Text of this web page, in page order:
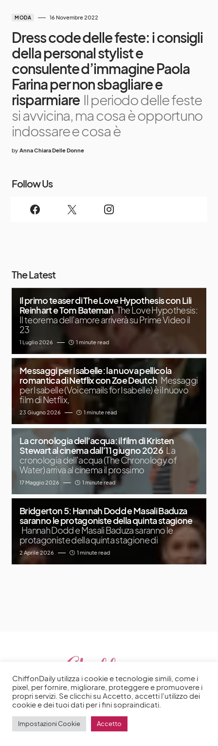
MODA 16 Novembre 2022
Dress code delle feste: i consigli
della personal stylist e
consulente d’immagine Paola
Farina per non sbagliare e
risparmiare Il periodo delle feste
si avvicina, ma cosa è opportuno
indossare e cosa è
by Anna Chiara Delle Donne
Follow Us
The Latest
Il primo teaser di The Love Hypothesis con Lili
Reinhart e Tom Bateman The Love Hypothesis:
Il teorema dell’amore arriverà su Prime Video il
23
1 Luglio 2026 1 minute read
Messaggi per Isabelle: la nuova pellicola
romantica di Netflix con Zoe Deutch Messaggi
per Isabelle (Voicemails for Isabelle) è il nuovo
film di Netflix,
23 Giugno 2026 1 minute read
La cronologia dell’acqua: il film di Kristen
Stewart al cinema dall’11 giugno 2026 La
cronologia dell’acqua (The Chronology of
Water) arriva al cinema il prossimo
17 Maggio 2026 1 minute read
Bridgerton 5: Hannah Dodd e Masali Baduza
saranno le protagoniste della quinta stagione
Hannah Dodd e Masali Baduza saranno le
protagoniste della quinta stagione di
2 Aprile 2026 1 minute read
ChiffonDaily utilizza i cookie e tecnologie simili, come i
pixel, per fornire, migliorare, proteggere e promuovere i
propri servizi. Se clicchi su Accetto, accetti l'utilizzo dei
cookie e dei tuoi dati per i fini sopraindicati.
Impostazioni Cookie Accetto